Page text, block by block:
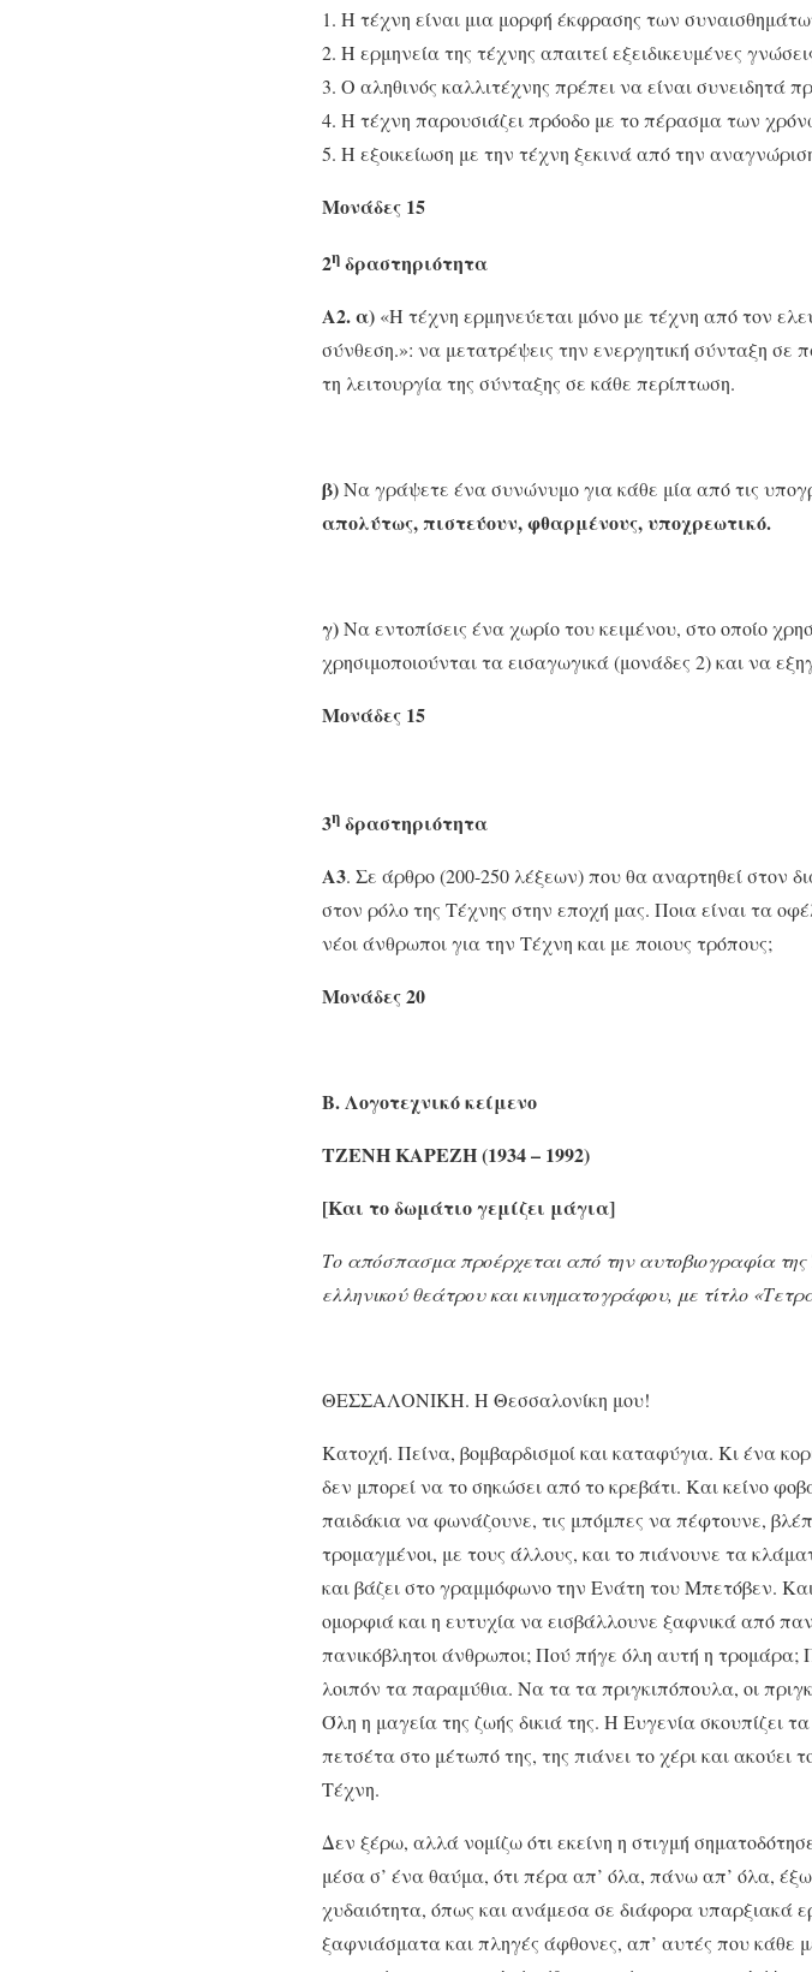
Η τέχνη είναι μια μορφή έκφρασης των
Η ερμηνεία της τέχνης απαιτεί εξειδικευμένες
Ο αληθινός καλλιτέχνης πρέπει να είναι συνειδητά
Η τέχνη παρουσιάζει πρόοδο με το πέρασμα των
Η εξοικείωση με την τέχνη ξεκινά από την
Μονάδες 15
2η δραστηριότητα
Α2. α) «Η τέχνη ερμηνεύεται μόνο με τέχνη από τον
σύνθεση.»: να μετατρέψεις την ενεργητική σύνταξη σε
τη λειτουργία της σύνταξης σε κάθε περίπτωση.
β)Να γράψετε ένα συνώνυμο για κάθε μία από τις
απολύτως, πιστεύουν, φθαρμένους, υποχρεωτικό.
γ)Να εντοπίσεις ένα χωρίο του κειμένου, στο οποίο
χρησιμοποιούνται τα εισαγωγικά (μονάδες 2) και να
Μονάδες 15
3η δραστηριότητα
Α3. Σε άρθρο (200-250 λέξεων) που θα αναρτηθεί στον
στον ρόλο της Τέχνης στην εποχή μας. Ποια είναι τα
νέοι άνθρωποι για την Τέχνη και με ποιους τρόπους;
Μονάδες 20
Β. Λογοτεχνικό κείμενο
ΤΖΕΝΗ ΚΑΡΕΖΗ (1934 – 1992)
[Και το δωμάτιο γεμίζει μάγια]
Το απόσπασμα προέρχεται από την αυτοβιογραφία
ελληνικού θεάτρου και κινηματογράφου, με τίτλο
ΘΕΣΣΑΛΟΝΙΚΗ. Η Θεσσαλονίκη μου!
Κατοχή. Πείνα, βομβαρδισμοί και καταφύγια. Κι ένα
δεν μπορεί να το σηκώσει από το κρεβάτι. Και κείνο
παιδάκια να φωνάζουνε, τις μπόμπες να πέφτουνε,
τρομαγμένοι, με τους άλλους, και το πιάνουνε τα
και βάζει στο γραμμόφωνο την Ενάτη του Μπετόβεν. Και
ομορφιά και η ευτυχία να εισβάλλουνε ξαφνικά από
πανικόβλητοι άνθρωποι; Πού πήγε όλη αυτή η
λοιπόν τα παραμύθια. Να τα τα πριγκιπόπουλα, οι
Όλη η μαγεία της ζωής δικιά της. Η Ευγενία σκουπίζει
πετσέτα στο μέτωπό της, της πιάνει το χέρι και
Τέχνη.
Δεν ξέρω, αλλά νομίζω ότι εκείνη η στιγμή
μέσα σ’ ένα θαύμα, ότι πέρα απ’ όλα, πάνω απ’ όλα,
χυδαιότητα, όπως και ανάμεσα σε διάφορα υπαρξιακά
ξαφνιάσματα και πληγές άφθονες, απ’ αυτές που κάθε